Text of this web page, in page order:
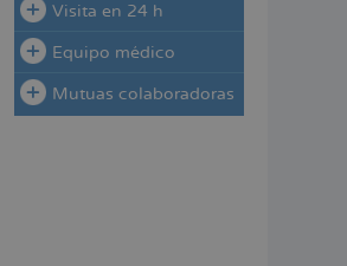
Visita en 24 h
Equipo médico
Mutuas colaboradoras